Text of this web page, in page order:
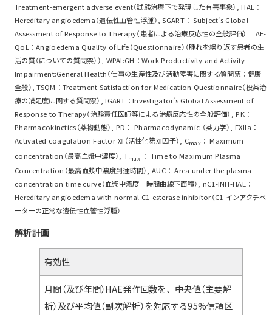
Treatment-emergent adverse event（試験治療下で発現した有害事象）, HAE：
Hereditary angioedema（遺伝性血管性浮腫）, SGART： Subject’s Global
Assessment of Response to Therapy（患者による治療反応性の全般評価） AE-
QoL：Angioedema Quality of Life（Questionnaire）（腫れを繰り返す患者の生
活の質（についての質問票））, WPAI:GH：Work Productivity and Activity
Impairment:General Health（仕事の生産性及び活動障害に関する質問票：健康
全般）, TSQM：Treatment Satisfaction for Medication Questionnaire（投薬治
療の満足度に関する質問票）, IGART：Investigator’s Global Assessment of
Response to Therapy（治験責任医師等による治療反応性の全般評価）, PK：
Pharmacokinetics（薬物動態）, PD： Pharmacodynamic （薬力学）, FXIIa：
Activated coagulation Factor Ⅻ（活性化第Ⅻ因子）, Cmax： Maximum
concentration（最高血漿中濃度）, Tmax ： Time to Maximum Plasma
Concentration（最高血漿中濃度到達時間）, AUC： Area under the plasma
concentration time curve（血漿中濃度－時間曲線下面積）, nC1-INH-HAE：
Hereditary angioedema with normal C1-esterase inhibitor（C1-インアクチベ
ーターの正常な遺伝性血管性浮腫）
解析計画
有効性
月間（及び年間）HAE発作回数を、中央値（主要解
析）及び平均値（副次解析）を対応する95%信頼区